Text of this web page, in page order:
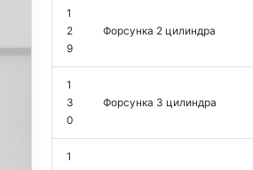
1
2
9
Форсунка 2 цилиндра
1
3
0
Форсунка 3 цилиндра
1